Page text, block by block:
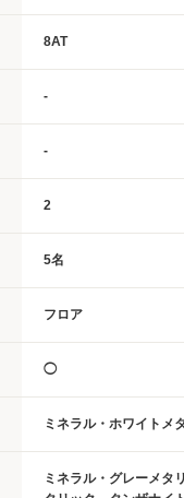
8AT
-
-
2
5名
フロア
◯
ミネラル・ホワイトメ
ミネラル・グレーメタ